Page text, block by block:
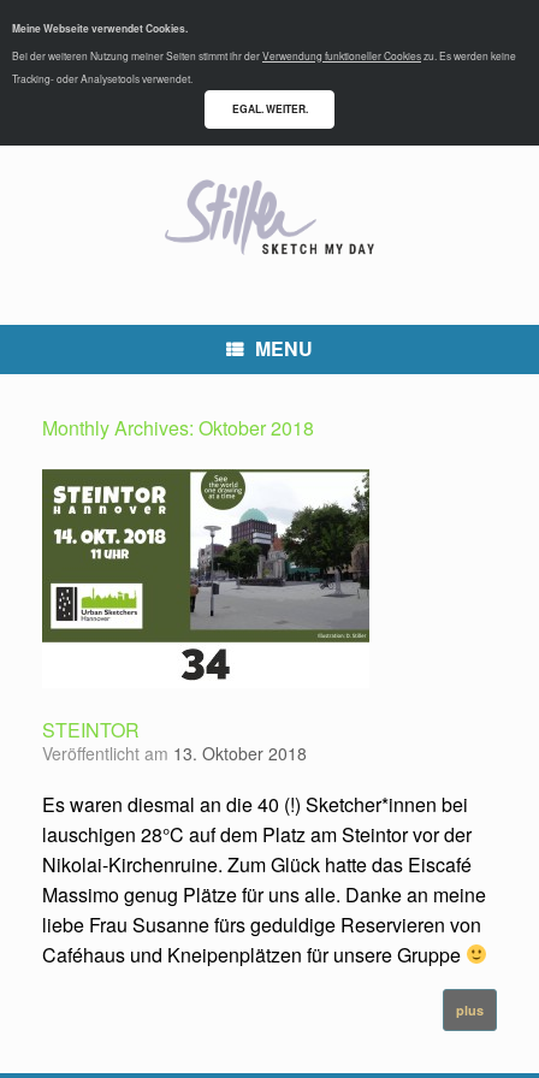
MENU
Monthly Archives: Oktober 2018
STEINTOR
Veröffentlicht am 13. Oktober 2018
Es waren diesmal an die 40 (!) Sketcher*innen bei
lauschigen 28°C auf dem Platz am Steintor vor der
Nikolai-Kirchenruine. Zum Glück hatte das Eiscafé
Massimo genug Plätze für uns alle. Danke an meine
liebe Frau Susanne fürs geduldige Reservieren von
Caféhaus und Kneipenplätzen für unsere Gruppe
plus
Meine Webseite verwendet Cookies.
Bei der weiteren Nutzung meiner Seiten stimmt ihr derVerwendung funktioneller Cookieszu. Es werden keine
Tracking- oder Analysetools verwendet.
EGAL. WEITER.